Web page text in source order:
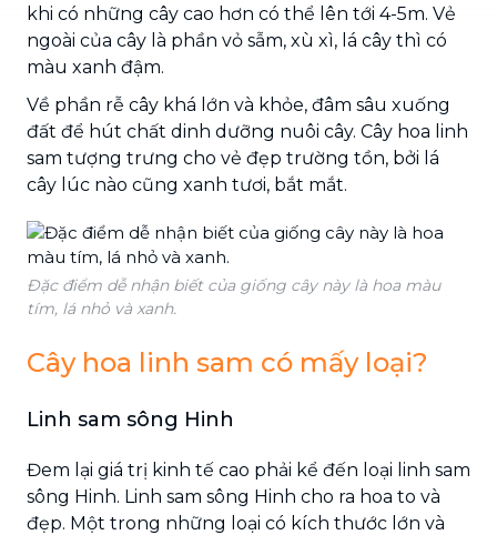
khi có những cây cao hơn có thể lên tới 4-5m. Vẻ
ngoài của cây là phần vỏ sẫm, xù xì, lá cây thì có
màu xanh đậm.
Về phần rễ cây khá lớn và khỏe, đâm sâu xuống
đất để hút chất dinh dưỡng nuôi cây. Cây hoa linh
sam tượng trưng cho vẻ đẹp trường tồn, bởi lá
cây lúc nào cũng xanh tươi, bắt mắt.
Đặc điểm dễ nhận biết của giống cây này là hoa màu
tím, lá nhỏ và xanh.
Cây hoa linh sam có mấy loại?
Linh sam sông Hinh
Đem lại giá trị kinh tế cao phải kể đến loại linh sam
sông Hinh. Linh sam sông Hinh cho ra hoa to và
đẹp. Một trong những loại có kích thước lớn và